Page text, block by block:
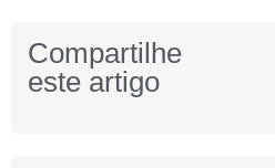
Compartilhe
este artigo